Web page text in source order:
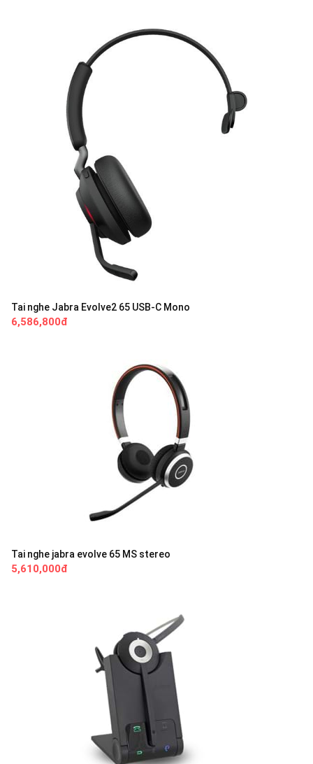
Tai nghe Jabra Evolve2 65 USB-C Mono
6,586,800đ
Tai nghe jabra evolve 65 MS stereo
5,610,000đ